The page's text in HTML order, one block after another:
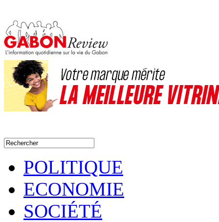
POLITIQUE
ECONOMIE
SOCIÉTÉ